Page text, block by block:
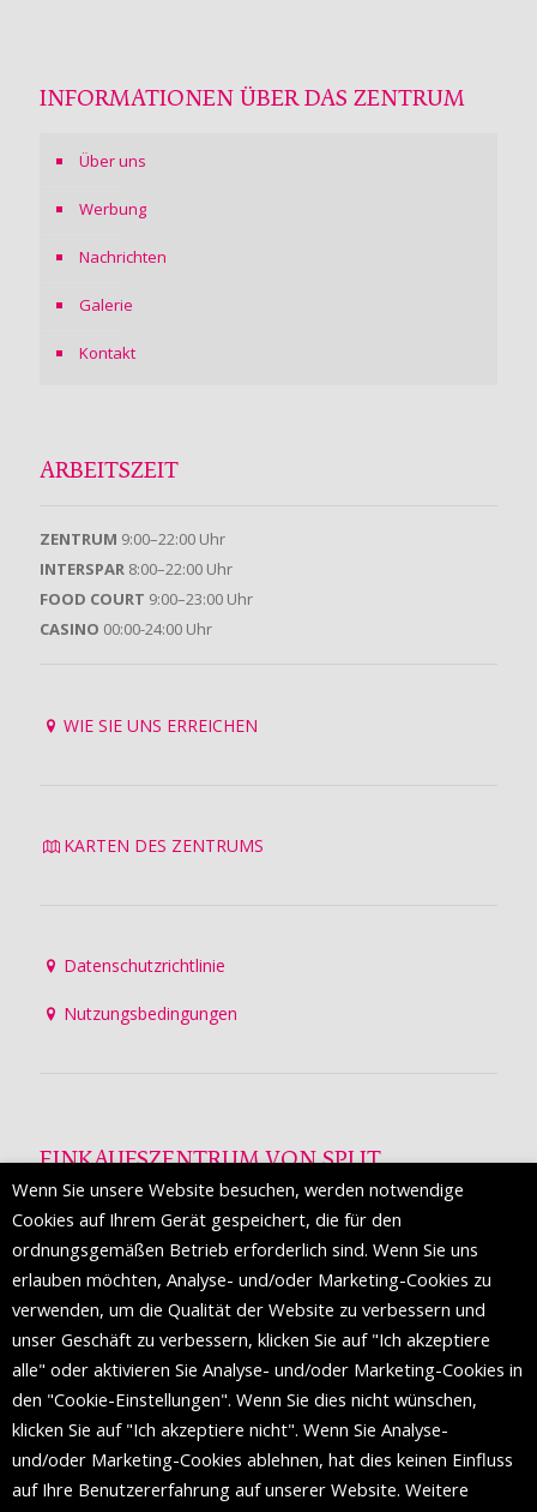
INFORMATIONEN ÜBER DAS ZENTRUM
Über uns
Werbung
Nachrichten
Galerie
Kontakt
ARBEITSZEIT
ZENTRUM 9:00–22:00 Uhr
INTERSPAR 8:00–22:00 Uhr
FOOD COURT 9:00–23:00 Uhr
CASINO 00:00-24:00 Uhr
WIE SIE UNS ERREICHEN
KARTEN DES ZENTRUMS
Datenschutzrichtlinie
Nutzungsbedingungen
EINKAUFSZENTRUM VON SPLIT
Die Mall of Split
ist ein prestigeträchtiges Einkaufsziel mit
etwa 200 Einzelhandelsmarken und einer Reihe von
Weltmodemarken, die zum ersten Mal in Split erscheinen.
Wenn Sie unsere Website besuchen, werden notwendige
Cookies auf Ihrem Gerät gespeichert, die für den
ordnungsgemäßen Betrieb erforderlich sind. Wenn Sie uns
erlauben möchten, Analyse- und/oder Marketing-Cookies zu
verwenden, um die Qualität der Website zu verbessern und
unser Geschäft zu verbessern, klicken Sie auf "Ich akzeptiere
alle" oder aktivieren Sie Analyse- und/oder Marketing-Cookies in
den "Cookie-Einstellungen". Wenn Sie dies nicht wünschen,
klicken Sie auf "Ich akzeptiere nicht". Wenn Sie Analyse-
und/oder Marketing-Cookies ablehnen, hat dies keinen Einfluss
auf Ihre Benutzererfahrung auf unserer Website. Weitere